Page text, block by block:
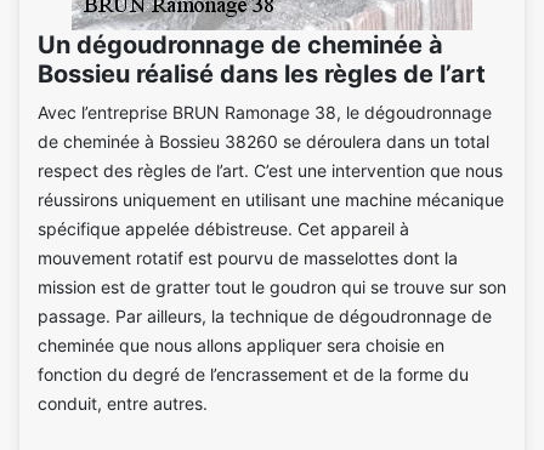
Un dégoudronnage de cheminée à
Bossieu réalisé dans les règles de l’art
Avec l’entreprise BRUN Ramonage 38, le dégoudronnage
de cheminée à Bossieu 38260 se déroulera dans un total
respect des règles de l’art. C’est une intervention que nous
réussirons uniquement en utilisant une machine mécanique
spécifique appelée débistreuse. Cet appareil à
mouvement rotatif est pourvu de masselottes dont la
mission est de gratter tout le goudron qui se trouve sur son
passage. Par ailleurs, la technique de dégoudronnage de
cheminée que nous allons appliquer sera choisie en
fonction du degré de l’encrassement et de la forme du
conduit, entre autres.